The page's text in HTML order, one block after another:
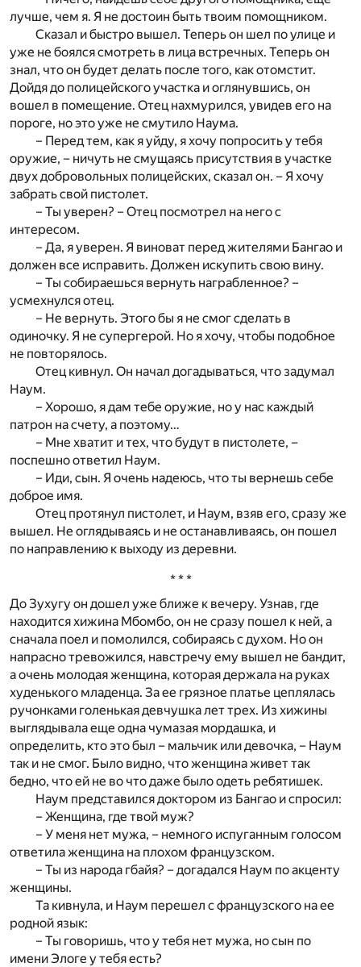
лучше, чем я. Я не достоин быть твоим помощником.
Сказал и быстро вышел. Теперь он шел по улице и
уже не боялся смотреть в лица встречных. Теперь он
знал, что он будет делать после того, как отомстит.
Дойдя до полицейского участка и оглянувшись, он
вошел в помещение. Отец нахмурился, увидев его на
пороге, но это уже не смутило Наума.
– Перед тем, как я уйду, я хочу попросить у тебя
оружие, – ничуть не смущаясь присутствия в участке
двух добровольных полицейских, сказал он. – Я хочу
забрать свой пистолет.
– Ты уверен? – Отец посмотрел на него с
интересом.
– Да, я уверен. Я виноват перед жителями Бангао и
должен все исправить. Должен искупить свою вину.
– Ты собираешься вернуть награбленное? –
усмехнулся отец.
– Не вернуть. Этого бы я не смог сделать в
одиночку. Я не супергерой. Но я хочу, чтобы подобное
не повторялось.
Отец кивнул. Он начал догадываться, что задумал
Наум.
– Хорошо, я дам тебе оружие, но у нас каждый
патрон на счету, а поэтому…
– Мне хватит и тех, что будут в пистолете, –
поспешно ответил Наум.
– Иди, сын. Я очень надеюсь, что ты вернешь себе
доброе имя.
Отец протянул пистолет, и Наум, взяв его, сразу же
вышел. Не оглядываясь и не останавливаясь, он пошел
по направлению к выходу из деревни.
* * *
До Зухугу он дошел уже ближе к вечеру. Узнав, где
находится хижина Мбомбо, он не сразу пошел к ней, а
сначала поел и помолился, собираясь с духом. Но он
напрасно тревожился, навстречу ему вышел не бандит,
а очень молодая женщина, которая держала на руках
худенького младенца. За ее грязное платье цеплялась
ручонками голенькая девчушка лет трех. Из хижины
выглядывала еще одна чумазая мордашка, и
определить, кто это был – мальчик или девочка, – Наум
так и не смог. Было видно, что женщина живет так
бедно, что ей не во что даже было одеть ребятишек.
Наум представился доктором из Бангао и спросил:
– Женщина, где твой муж?
– У меня нет мужа, – немного испуганным голосом
ответила женщина на плохом французском.
– Ты из народа гбайя? – догадался Наум по акценту
женщины.
Та кивнула, и Наум перешел с французского на ее
родной язык:
– Ты говоришь, что у тебя нет мужа, но сын по
имени Элоге у тебя есть?